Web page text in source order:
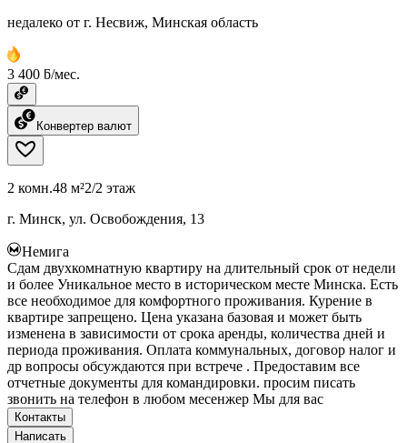
недалеко от г. Несвиж, Минская область
3 400 ƃ/мес.
Конвертер валют
2 комн.48 м²2/2 этаж
г. Минск, ул. Освобождения, 13
Немига
Сдам двухкомнатную квартиру на длительный срок от недели
и более Уникальное место в историческом месте Минска. Есть
все необходимое для комфортного проживания. Курение в
квартире запрещено. Цена указана базовая и может быть
изменена в зависимости от срока аренды, количества дней и
периода проживания. Оплата коммунальных, договор налог и
др вопросы обсуждаются при встрече . Предоставим все
отчетные документы для командировки. просим писать
звонить на телефон в любом месенжер Мы для вас
Контакты
Написать